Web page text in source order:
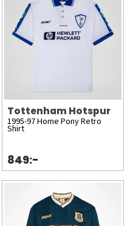
Tottenham Hotspur
1995-97 Home Pony Retro
Shirt
849:-